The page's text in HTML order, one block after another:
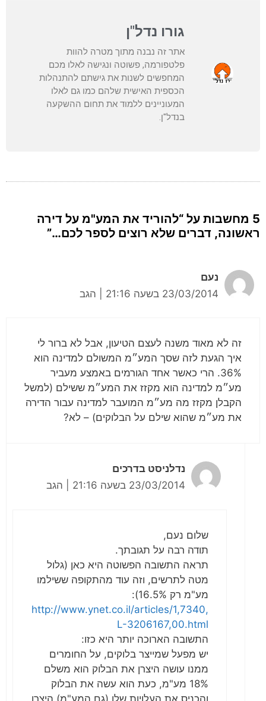
גורו נדל"ן
אתר זה נבנה מתוך מטרה להוות
פלטפורמה, פשוטה ונגישה לאלו מכם
המחפשים לשנות את גישתם להתנהלות
הכספית האישית שלהם כמו גם לאלו
המעוניינים ללמוד את תחום ההשקעה
בנדל"ן.
5 מחשבות על “להוריד את המע"מ על דירה
ראשונה, דברים שלא רוצים לספר לכם…”
נעם
23/03/2014 בשעה 21:16
הגב
זה לא מאוד משנה לעצם הטיעון, אבל לא ברור לי
איך הגעת לזה שסך המע״מ המשולם למדינה הוא
36%. הרי כאשר אחד הגורמים באמצע מעביר
מע״מ למדינה הוא מקזז את המע״מ ששילם (למשל
הקבלן מקזז מה מע״מ המועבר למדינה עבור הדירה
את מע״מ שהוא שילם על הבלוקים) – לא?
נדלניסט בדרכים
23/03/2014 בשעה 21:16
הגב
שלום נעם,
תודה רבה על תגובתך.
תראה התשובה הפשוטה היא כאן (גלול
מטה לתרשים, וזה עוד מהתקופה ששילמו
מע"מ רק 16.5%):
http://www.ynet.co.il/articles/1,7340,
L-3206167,00.html
התשובה הארוכה יותר היא כזו:
יש מפעל שמייצר בלוקים, על החומרים
ממנו עושה היצרן את הבלוק הוא משלם
18% מע"מ, כעת הוא עשה את הבלוק
והכניס את העלויות שלו (גם המע"מ) היצרן